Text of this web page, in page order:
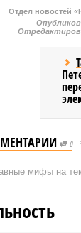
Отдел новостей
0
мифы на